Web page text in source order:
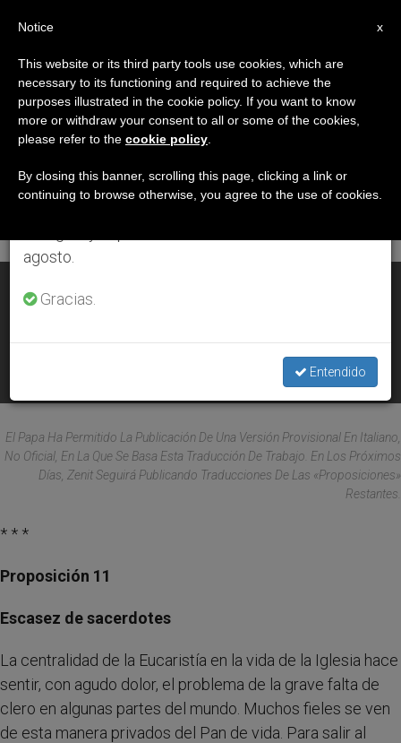
DÍA
Octubre 25th, 2005
ÚLTIMAS NOTICIAS
OCT 25, 2005 00:00
El Papa Ha Permitido La Publicación De Una Versión Provisional En Italiano,
No Oficial, En La Que Se Basa Esta Traducción De Trabajo. En Los Próximos
Días, Zenit Seguirá Publicando Traducciones De Las «proposiciones»
Restantes.
* * *
Proposición 11
Escasez de sacerdotes
La centralidad de la Eucaristía en la vida de la Iglesia hace
sentir, con agudo dolor, el problema de la grave falta de
clero en algunas partes del mundo. Muchos fieles se ven
de esta manera privados del Pan de vida. Para salir al
×
Aviso importante
Del 27 de julio al 7 de agosto haremos la pausa
anual, aprovechando que en el periodo de verano
se generan menos informaciones y también el
agosto.
Gracias.
Entendido
x
Notice
This website or its third party tools use cookies, which are
necessary to its functioning and required to achieve the
purposes illustrated in the cookie policy. If you want to know
more or withdraw your consent to all or some of the cookies,
please refer to the cookie policy
By closing this banner, scrolling this page, clicking a link or
continuing to browse otherwise, you agree to the use of cookies.